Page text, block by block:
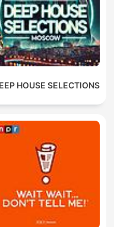
HOUSE SELECTIONS